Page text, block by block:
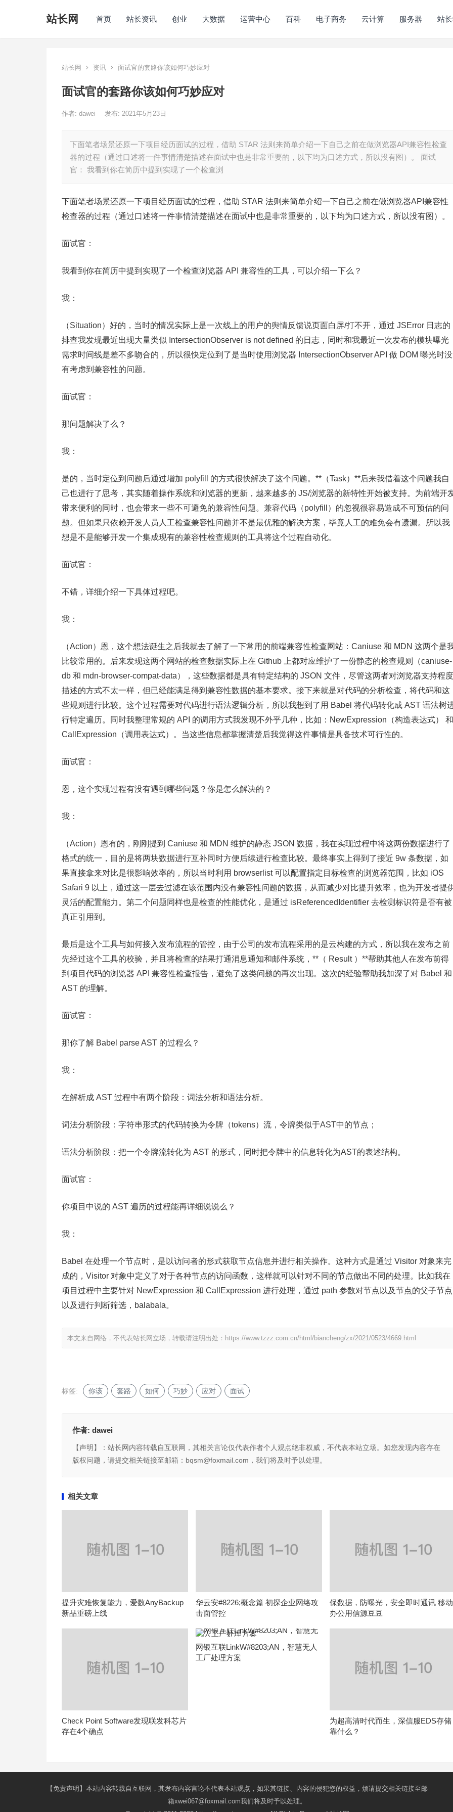
站长网 首页 站长资讯 创业 大数据 运营中心 百科 电子商务 云计算 服务器 站
站长网 资讯 面试官的套路你该如何巧妙应对
面试官的套路你该如何巧妙应对
作者: dawei 发布: 2021年5月23日
下面笔者场景还原一下项目经历面试的过程，借助 STAR 法则来简单介绍一下自己之前在做浏览器API兼容性检查
器的过程（通过口述将一件事情清楚描述在面试中也是非常重要的，以下均为口述方式，所以没有图）。 面试
官： 我看到你在简历中提到实现了一个检查浏
下面笔者场景还原一下项目经历面试的过程，借助 STAR 法则来简单介绍一下自己之前在做浏览器API兼容性
检查器的过程（通过口述将一件事情清楚描述在面试中也是非常重要的，以下均为口述方式，所以没有图）。
面试官：
我看到你在简历中提到实现了一个检查浏览器 API 兼容性的工具，可以介绍一下么？
我：
（Situation）好的，当时的情况实际上是一次线上的用户的舆情反馈说页面白屏/打不开，通过 JSError 日志的
排查我发现最近出现大量类似 IntersectionObserver is not defined 的日志，同时和我最近一次发布的模块曝光
需求时间线是差不多吻合的，所以很快定位到了是当时使用浏览器 IntersectionObserver API 做 DOM 曝光时没
有考虑到兼容性的问题。
面试官：
那问题解决了么？
我：
是的，当时定位到问题后通过增加 polyfill 的方式很快解决了这个问题。**（Task）**后来我借着这个问题我自
己也进行了思考，其实随着操作系统和浏览器的更新，越来越多的 JS/浏览器的新特性开始被支持。为前端开
带来便利的同时，也会带来一些不可避免的兼容性问题。兼容代码（polyfill）的忽视很容易造成不可预估的问
题。但如果只依赖开发人员人工检查兼容性问题并不是最优雅的解决方案，毕竟人工的难免会有遗漏。所以我
想是不是能够开发一个集成现有的兼容性检查规则的工具将这个过程自动化。
面试官：
不错，详细介绍一下具体过程吧。
我：
（Action）恩，这个想法诞生之后我就去了解了一下常用的前端兼容性检查网站：Caniuse 和 MDN 这两个是
比较常用的。后来发现这两个网站的检查数据实际上在 Github 上都对应维护了一份静态的检查规则（caniuse-
db 和 mdn-browser-compat-data），这些数据都是具有特定结构的 JSON 文件，尽管这两者对浏览器支持程度
描述的方式不太一样，但已经能满足得到兼容性数据的基本要求。接下来就是对代码的分析检查，将代码和这
些规则进行比较。这个过程需要对代码进行语法逻辑分析，所以我想到了用 Babel 将代码转化成 AST 语法树
行特定遍历。同时我整理常规的 API 的调用方式我发现不外乎几种，比如：NewExpression（构造表达式） 和
CallExpression（调用表达式）。当这些信息都掌握清楚后我觉得这件事情是具备技术可行性的。
面试官：
恩，这个实现过程有没有遇到哪些问题？你是怎么解决的？
我：
（Action）恩有的，刚刚提到 Caniuse 和 MDN 维护的静态 JSON 数据，我在实现过程中将这两份数据进行了
格式的统一，目的是将两块数据进行互补同时方便后续进行检查比较。最终事实上得到了接近 9w 条数据，如
果直接拿来对比是很影响效率的，所以当时利用 browserlist 可以配置指定目标检查的浏览器范围，比如 iOS
Safari 9 以上，通过这一层去过滤在该范围内没有兼容性问题的数据，从而减少对比提升效率，也为开发者提
灵活的配置能力。第二个问题同样也是检查的性能优化，是通过 isReferencedIdentifier 去检测标识符是否有被
真正引用到。
最后是这个工具与如何接入发布流程的管控，由于公司的发布流程采用的是云构建的方式，所以我在发布之前
先经过这个工具的校验，并且将检查的结果打通消息通知和邮件系统，**（ Result ）**帮助其他人在发布前得
到项目代码的浏览器 API 兼容性检查报告，避免了这类问题的再次出现。这次的经验帮助我加深了对 Babel 和
AST 的理解。
面试官：
那你了解 Babel parse AST 的过程么？
我：
在解析成 AST 过程中有两个阶段：词法分析和语法分析。
词法分析阶段：字符串形式的代码转换为令牌（tokens）流，令牌类似于AST中的节点；
语法分析阶段：把一个令牌流转化为 AST 的形式，同时把令牌中的信息转化为AST的表述结构。
面试官：
你项目中说的 AST 遍历的过程能再详细说说么？
我：
Babel 在处理一个节点时，是以访问者的形式获取节点信息并进行相关操作。这种方式是通过 Visitor 对象来完
成的，Visitor 对象中定义了对于各种节点的访问函数，这样就可以针对不同的节点做出不同的处理。比如我在
项目过程中主要针对 NewExpression 和 CallExpression 进行处理，通过 path 参数对节点以及节点的父子节点
以及进行判断筛选，balabala。
本文来自网络，不代表站长网立场，转载请注明出处： https://www.tzzz.com.cn/html/biancheng/zx/2021/0523/4669.html
标签: 你该 套路 如何 巧妙 应对 面试
作者: dawei
【声明】：站长网内容转载自互联网，其相关言论仅代表作者个人观点绝非权威，不代表本站立场。如您发现内容存在
版权问题，请提交相关链接至邮箱：bqsm@foxmail.com，我们将及时予以处理。
相关文章
提升灾难恢复能力，爱数AnyBackup
新品重磅上线
华云安#8226;概念篇 初探企业网络攻
击面管控
保数据，防曝光，安全即时通讯 移动
办公用信源豆豆
Check Point Software发现联发科芯片
存在4个确点
网银互联LinkW#8203;AN，智慧无人
工厂处理方案
为超高清时代而生，深信服EDS存储
靠什么？
【免责声明】本站内容转载自互联网，其发布内容言论不代表本站观点，如果其链接、内容的侵犯您的权益，烦请提交相关链接至邮
箱xwei067@foxmail.com我们将及时予以处理。